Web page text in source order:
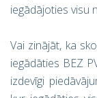
iegādājoties visu
Vai zinājāt, ka
iegādāties BEZ
izdevīgi